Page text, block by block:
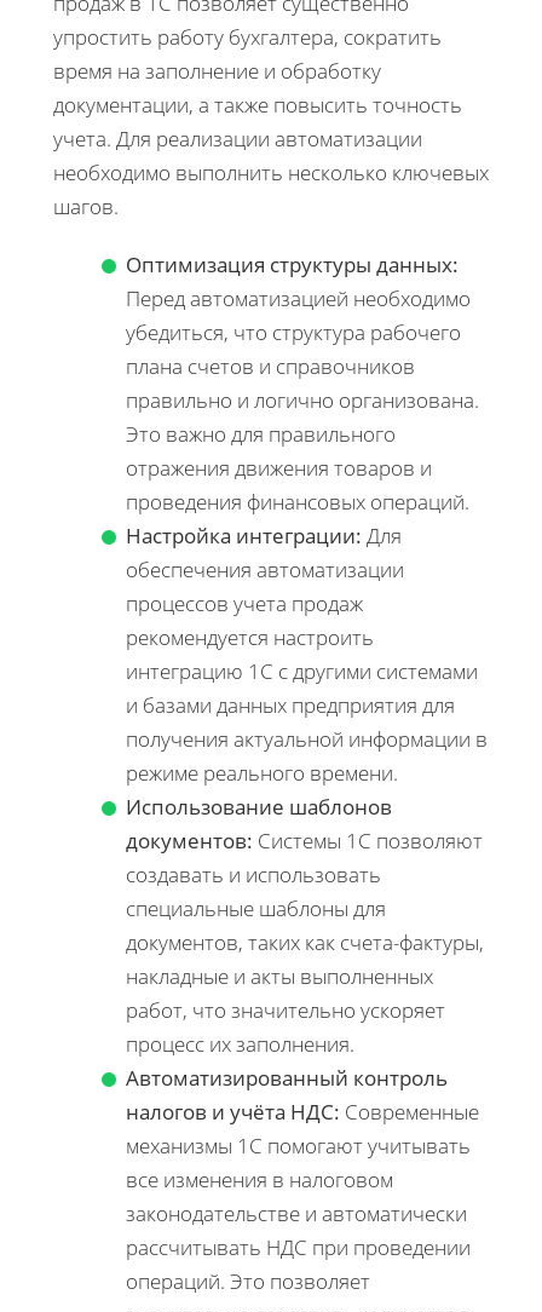
упростить работу бухгалтера, сократить
время на заполнение и обработку
документации, а также повысить точность
учета. Для реализации автоматизации
необходимо выполнить несколько ключевых
шагов.
Оптимизация структуры данных:
Перед автоматизацией необходимо
убедиться, что структура рабочего
плана счетов и справочников
правильно и логично организована.
Это важно для правильного
отражения движения товаров и
проведения финансовых операций.
Настройка интеграции: Для
обеспечения автоматизации
процессов учета продаж
рекомендуется настроить
интеграцию 1С с другими системами
и базами данных предприятия для
получения актуальной информации в
режиме реального времени.
Использование шаблонов
документов: Системы 1С позволяют
создавать и использовать
специальные шаблоны для
документов, таких как счета-фактуры,
накладные и акты выполненных
работ, что значительно ускоряет
процесс их заполнения.
Автоматизированный контроль
налогов и учёта НДС: Современные
механизмы 1С помогают учитывать
все изменения в налоговом
законодательстве и автоматически
рассчитывать НДС при проведении
операций. Это позволяет